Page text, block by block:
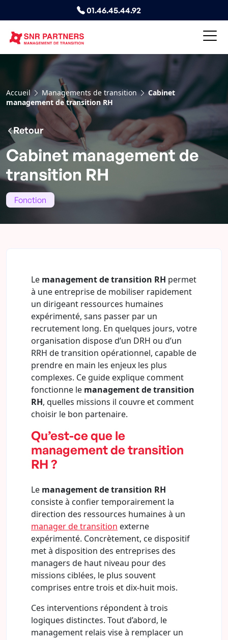
01.46.45.44.92
Accueil Managements de transition
Cabinet
management de transition RH
Retour
Cabinet management de
transition RH
Fonction
Le management de transition RH permet
à une entreprise de mobiliser rapidement
un dirigeant ressources humaines
expérimenté, sans passer par un
recrutement long. En quelques jours, votre
organisation dispose d’un DRH ou d’un
RRH de transition opérationnel, capable de
prendre en main les enjeux les plus
complexes. Ce guide explique comment
fonctionne le management de transition
RH, quelles missions il couvre et comment
choisir le bon partenaire.
Qu’est-ce que le
management de transition
RH ?
Le management de transition RH
consiste à confier temporairement la
direction des ressources humaines à un
manager de transition externe
expérimenté. Concrètement, ce dispositif
met à disposition des entreprises des
managers de haut niveau pour des
missions ciblées, le plus souvent
comprises entre trois et dix-huit mois.
Ces interventions répondent à trois
logiques distinctes. Tout d’abord, le
management relais vise à remplacer un